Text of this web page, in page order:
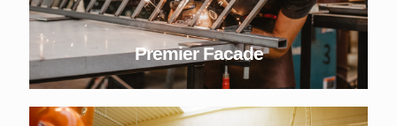
Premier Facade